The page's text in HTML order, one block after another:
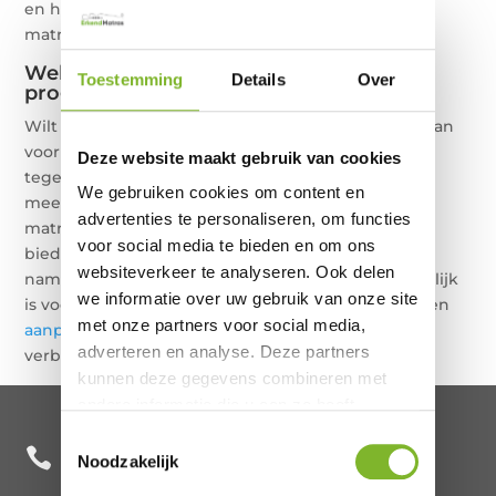
Toestemming Details Over
Deze website maakt gebruik van cookies
We gebruiken cookies om content en
advertenties te personaliseren, om functies
voor social media te bieden en om ons
websiteverkeer te analyseren. Ook delen
we informatie over uw gebruik van onze site
met onze partners voor social media,
adverteren en analyse. Deze partners
kunnen deze gegevens combineren met
basis van uw gebruik van hun services.
Noodzakelijk
en heeft andere eisen en wensen. Een aanpasbaar
matras met progressieve druk is hier de oplossing.
Wel of geen aanpasbaar matras met
progressieve druk?
Wilt u een goed aanpasbaar matras, dan moet u gaan
voor een aanpasbaar matras met progressieve
tegendruk. Het is inderdaad zo simpel! Naarmate u
meer wegzakt in het matras, moet u een steviger
matras krijgen. Een matras met progressieve druk
biedt betere ligcomfort en ondersteuning. Het is
namelijk deze progressieve druk die verantwoordelijk
is voor uw comfort en een betere nachtrust. Met een
aanpasbaar kussenwordt uw nachtrust nog meer
verbeterd.
 +31 85 482 0020